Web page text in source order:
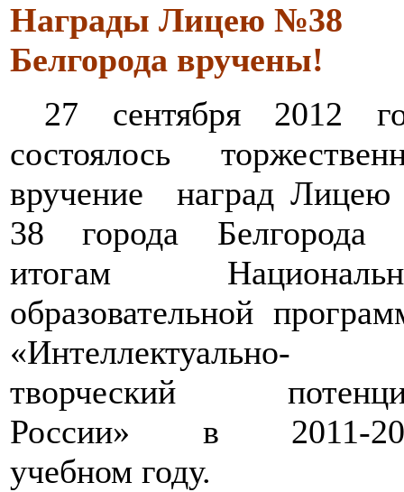
Награды Лицею №38
Белгорода вручены!
27 сентября 2012
состоялось
вручение наград
38 города Белгорода
итогам
образовательной
«Интеллектуально-
творческий
России» в 2011-
учебном году.